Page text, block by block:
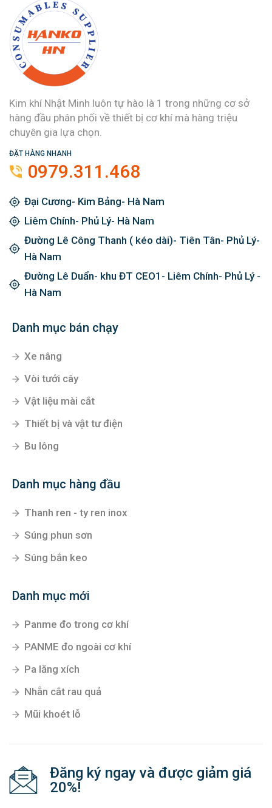
Kim khí Nhật Minh luôn tự hào là 1 trong những cơ sở
hàng đầu phân phối về thiết bị cơ khí mà hàng triệu
chuyên gia lựa chọn.
ĐẶT HÀNG NHANH
0979.311.468
Đại Cương- Kim Bảng- Hà Nam
Liêm Chính- Phủ Lý- Hà Nam
Đường Lê Công Thanh ( kéo dài)- Tiên Tân- Phủ Lý-
Hà Nam
Đường Lê Duẩn- khu ĐT CEO1- Liêm Chính- Phủ Lý -
Hà Nam
Danh mục bán chạy
Xe nâng
Vòi tưới cây
Vật liệu mài cắt
Thiết bị và vật tư điện
Bu lông
Danh mục hàng đầu
Thanh ren - ty ren inox
Súng phun sơn
Súng bắn keo
Danh mục mới
Panme đo trong cơ khí
PANME đo ngoài cơ khí
Pa lăng xích
Nhẵn cắt rau quả
Mũi khoét lỗ
Đăng ký ngay và được giảm giá
20%!